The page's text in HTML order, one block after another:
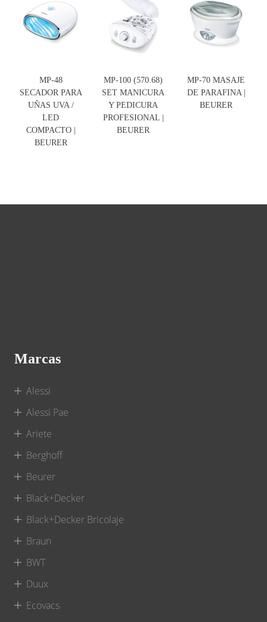
MP-48
SECADOR PARA
UÑAS UVA /
LED
COMPACTO |
BEURER
MP-100 (570.68)
SET MANICURA
Y PEDICURA
PROFESIONAL |
BEURER
MP-70 MASAJE
DE PARAFINA |
BEURER
Marcas
Alessi
Alessi Pae
Ariete
Berghoff
Beurer
Black+Decker
Black+Decker Bricolaje
Braun
BWT
Duux
Ecovacs